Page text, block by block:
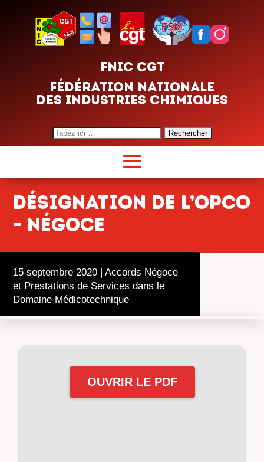
FNIC CGT
FÉDÉRATION NATIONALE
DES INDUSTRIES CHIMIQUES
Search
for:
Désignation de l’OPCO
– Négoce
15 septembre 2020 | Accords Négoce
et Prestations de Services dans le
Domaine Médicotechnique
OUVRIR LE PDF